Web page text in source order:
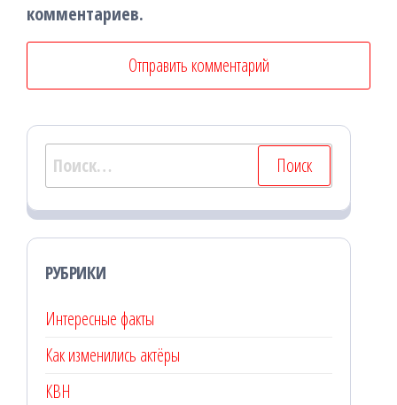
комментариев.
Найти:
РУБРИКИ
Интересные факты
Как изменились актёры
КВН